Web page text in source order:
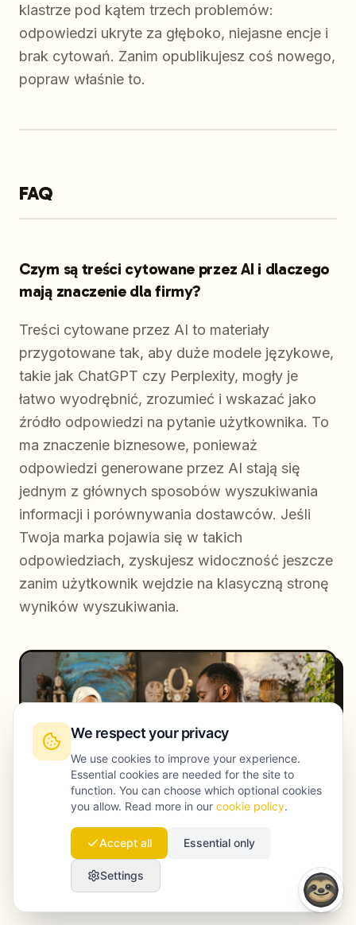
klastrze pod kątem trzech problemów:
odpowiedzi ukryte za głęboko, niejasne encje i
brak cytowań. Zanim opublikujesz coś nowego,
popraw właśnie to.
FAQ
Czym są treści cytowane przez AI i dlaczego
mają znaczenie dla firmy?
Treści cytowane przez AI to materiały
przygotowane tak, aby duże modele językowe,
takie jak ChatGPT czy Perplexity, mogły je
łatwo wyodrębnić, zrozumieć i wskazać jako
źródło odpowiedzi na pytanie użytkownika. To
ma znaczenie biznesowe, ponieważ
odpowiedzi generowane przez AI stają się
jednym z głównych sposobów wyszukiwania
informacji i porównywania dostawców. Jeśli
Twoja marka pojawia się w takich
odpowiedziach, zyskujesz widoczność jeszcze
zanim użytkownik wejdzie na klasyczną stronę
wyników wyszukiwania.
How to structure AI-citable content: a step-by-step
We respect your privacy
We use cookies to improve your experience.
Essential cookies are needed for the site to
function. You can choose which optional cookies
you allow. Read more in our cookie policy.
Accept all Essential only
Settings